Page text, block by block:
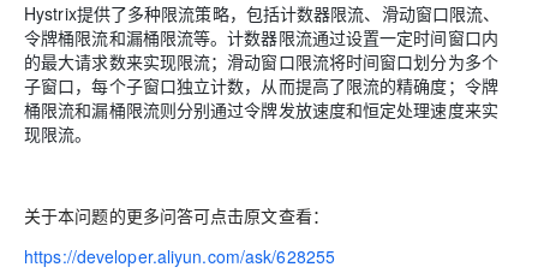
Hystrix提供了多种限流策略，包括计数器限流、滑动窗口限流、
令牌桶限流和漏桶限流等。计数器限流通过设置一定时间窗口内
的最大请求数来实现限流；滑动窗口限流将时间窗口划分为多个
子窗口，每个子窗口独立计数，从而提高了限流的精确度；令牌
桶限流和漏桶限流则分别通过令牌发放速度和恒定处理速度来实
现限流。
关于本问题的更多问答可点击原文查看：
https://developer.aliyun.com/ask/628255